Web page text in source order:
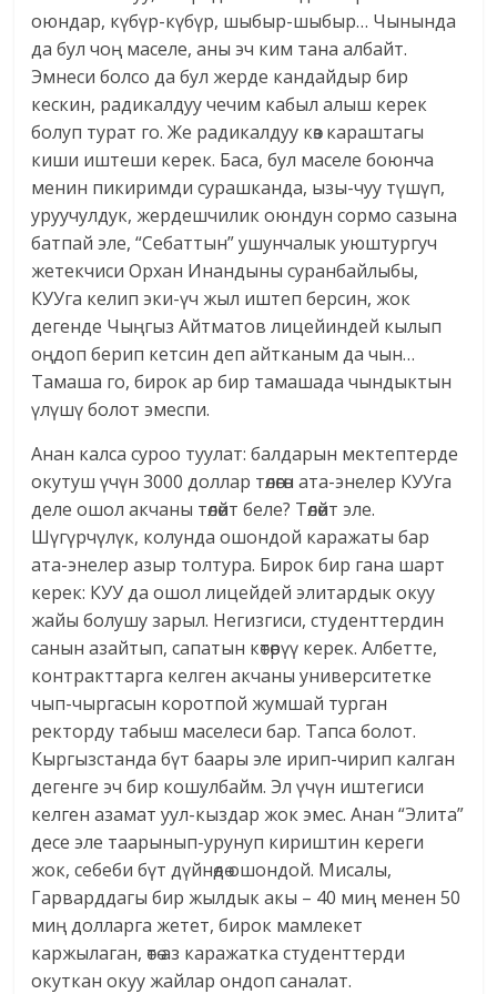
оюндар, күбүр-күбүр, шыбыр-шыбыр… Чынында
да бул чоң маселе, аны эч ким тана албайт.
Эмнеси болсо да бул жерде кандайдыр бир
кескин, радикалдуу чечим кабыл алыш керек
болуп турат го. Же радикалдуу көз караштагы
киши иштеши керек. Баса, бул маселе боюнча
менин пикиримди сурашканда, ызы-чуу түшүп,
уруучулдук, жердешчилик оюндун сормо сазына
батпай эле, “Себаттын” ушунчалык уюштургуч
жетекчиси Орхан Инандыны суранбайлыбы,
КУУга келип эки-үч жыл иштеп берсин, жок
дегенде Чыңгыз Айтматов лицейиндей кылып
оңдоп берип кетсин деп айтканым да чын…
Тамаша го, бирок ар бир тамашада чындыктын
үлүшү болот эмеспи.
Анан калса суроо туулат: балдарын мектептерде
окутуш үчүн 3000 доллар төлөгөн ата-энелер КУУга
деле ошол акчаны төлөйт беле? Төлөйт эле.
Шүгүрчүлүк, колунда ошондой каражаты бар
ата-энелер азыр толтура. Бирок бир гана шарт
керек: КУУ да ошол лицейдей элитардык окуу
жайы болушу зарыл. Негизгиси, студенттердин
санын азайтып, сапатын көтөрүү керек. Албетте,
контракттарга келген акчаны университетке
чып-чыргасын коротпой жумшай турган
ректорду табыш маселеси бар. Тапса болот.
Кыргызстанда бүт баары эле ирип-чирип калган
дегенге эч бир кошулбайм. Эл үчүн иштегиси
келген азамат уул-кыздар жок эмес. Анан “Элита”
десе эле таарынып-урунуп кириштин кереги
жок, себеби бүт дүйнөдө ошондой. Мисалы,
Гарварддагы бир жылдык акы – 40 миң менен 50
миң долларга жетет, бирок мамлекет
каржылаган, өтө аз каражатка студенттерди
окуткан окуу жайлар ондоп саналат.